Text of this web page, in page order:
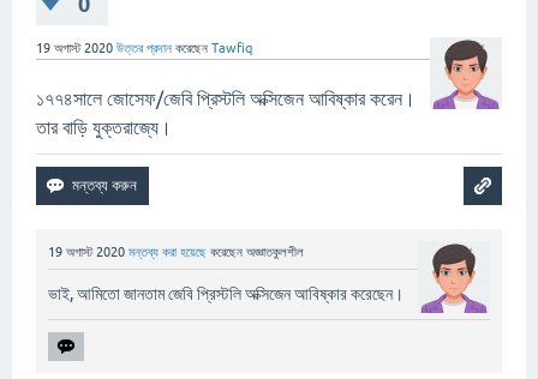
19 অগাস্ট 2020 উত্তর প্রদান করেছেন Tawfiq
১৭৭৪সালে জোসেফ/জেবি প্রিস্টলি অক্সিজেন আবিষ্কার করেন।
তার বাড়ি যুক্তরাজ্যে।
19 অগাস্ট 2020 মন্তব্য করা হয়েছে করেছেন অজ্ঞাতকুলশীল
ভাই, আমিতো জানতাম জেবি প্রিস্টলি অক্সিজেন আবিষ্কার করেছেন।